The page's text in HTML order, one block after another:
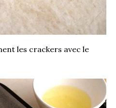
les crackers avec le